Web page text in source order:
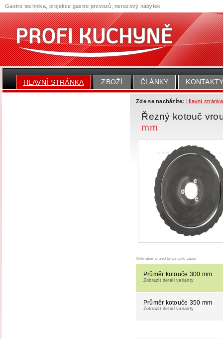
HLAVNÍ STRÁNKA ZBOŽÍ ČLÁNKY
Zde se nacházíte: Hlavní stránka
Řezný kotouč
mm
Kliknutím si zvolte variantu zboží
Průměr kotouče 300 mm
Zobrazit detail varianty
Průměr kotouče 350 mm
Zobrazit detail varianty
Gastro technika, projekce gastro provozů, nerezový nábytek